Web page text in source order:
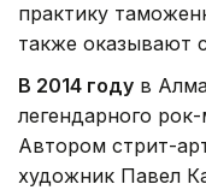
практику
также оказывают
В 2014 году в
легендарного
Автором стрит-
художник Павел